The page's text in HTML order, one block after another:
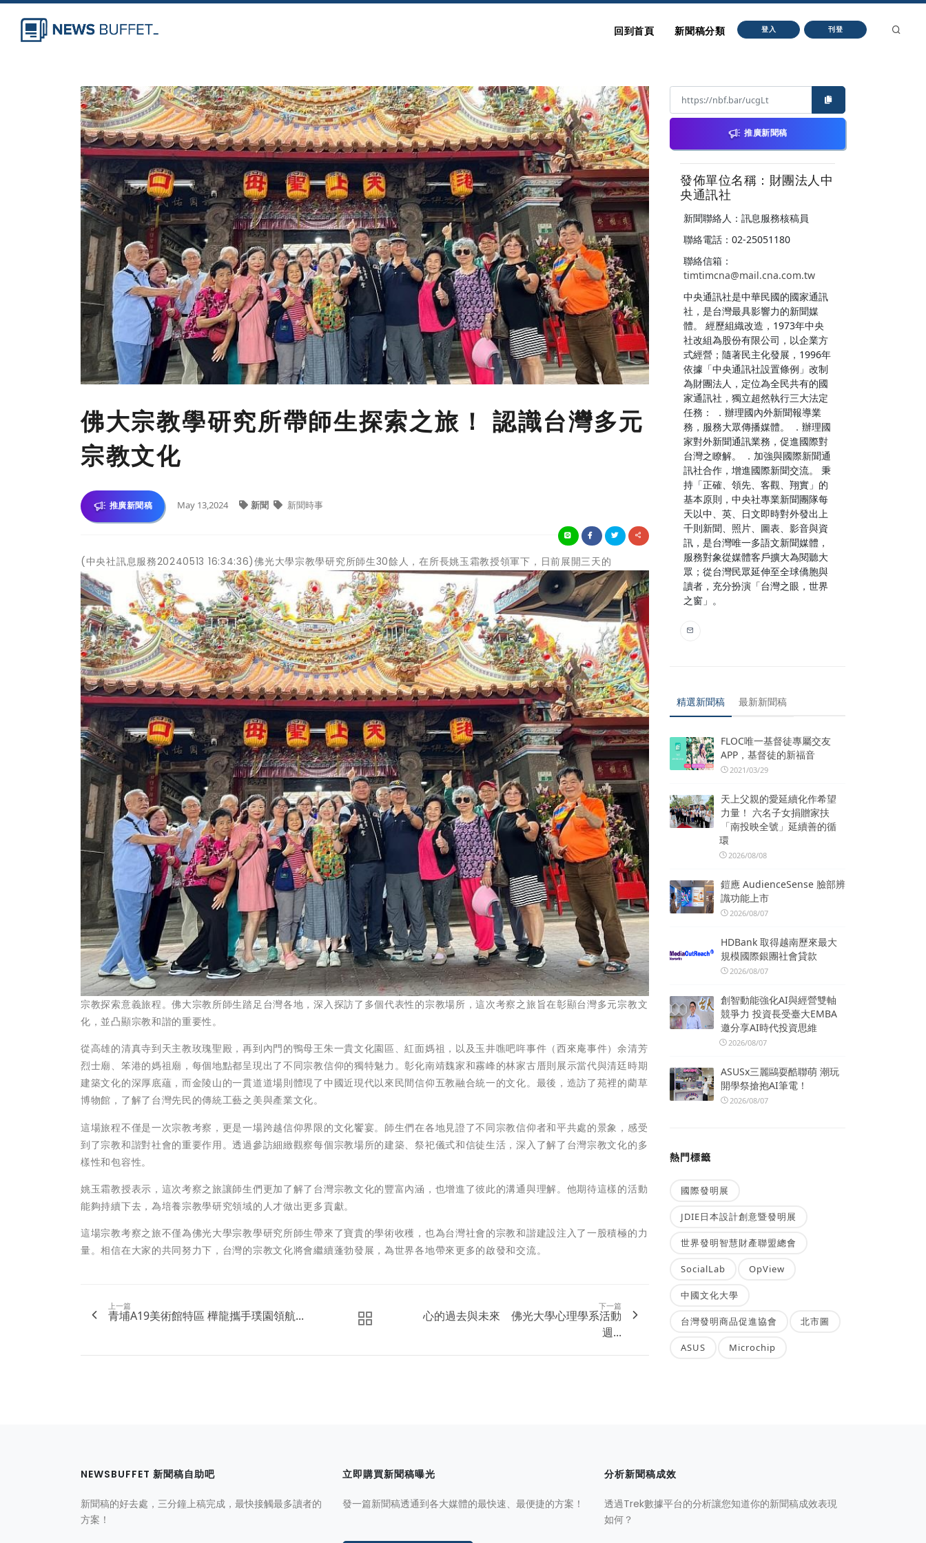
回到首頁 新聞稿分類 登入 刊登
佛大宗教學研究所帶師生探索之旅！ 認識台灣多元
宗教文化
推廣新聞稿 May 13,2024 新聞 新聞時事
(中央社訊息服務20240513 16:34:36)佛光大學宗教學研究所師生30餘人，在所長姚玉霜教授領軍下，日前展開三天的
宗教探索意義旅程。佛大宗教所師生踏足台灣各地，深入探訪了多個代表性的宗教場所，這次考察之旅旨在彰顯台灣多元宗教文
化，並凸顯宗教和諧的重要性。
從高雄的清真寺到天主教玫瑰聖殿，再到內門的鴨母王朱一貴文化園區、紅面媽祖，以及玉井噍吧哖事件（西來庵事件）余清芳
烈士廟、笨港的媽祖廟，每個地點都呈現出了不同宗教信仰的獨特魅力。彰化南靖魏家和霧峰的林家古厝則展示當代與清廷時期
建築文化的深厚底蘊，而金陵山的一貫道道場則體現了中國近現代以來民間信仰五教融合統一的文化。最後，造訪了苑裡的藺草
博物館，了解了台灣先民的傳統工藝之美與產業文化。
這場旅程不僅是一次宗教考察，更是一場跨越信仰界限的文化饗宴。師生們在各地見證了不同宗教信仰者和平共處的景象，感受
到了宗教和諧對社會的重要作用。透過參訪細緻觀察每個宗教場所的建築、祭祀儀式和信徒生活，深入了解了台灣宗教文化的多
樣性和包容性。
姚玉霜教授表示，這次考察之旅讓師生們更加了解了台灣宗教文化的豐富內涵，也增進了彼此的溝通與理解。他期待這樣的活動
能夠持續下去，為培養宗教學研究領域的人才做出更多貢獻。
這場宗教考察之旅不僅為佛光大學宗教學研究所師生帶來了寶貴的學術收穫，也為台灣社會的宗教和諧建設注入了一股積極的力
量。相信在大家的共同努力下，台灣的宗教文化將會繼續蓬勃發展，為世界各地帶來更多的啟發和交流。
上一篇
青埔A19美術館特區 樺龍攜手璞園領航...
下一篇
心的過去與未來 佛光大學心理學系活動
週...
推廣新聞稿
發佈單位名稱：財團法人中
央通訊社
新聞聯絡人：訊息服務核稿員
聯絡電話：02-25051180
聯絡信箱：
timtimcna@mail.cna.com.tw
中央通訊社是中華民國的國家通訊
社，是台灣最具影響力的新聞媒
體。 經歷組織改造，1973年中央
社改組為股份有限公司，以企業方
式經營；隨著民主化發展，1996年
依據「中央通訊社設置條例」改制
為財團法人，定位為全民共有的國
家通訊社，獨立超然執行三大法定
任務： ．辦理國內外新聞報導業
務，服務大眾傳播媒體。 ．辦理國
家對外新聞通訊業務，促進國際對
台灣之瞭解。 ．加強與國際新聞通
訊社合作，增進國際新聞交流。 秉
持「正確、領先、客觀、翔實」的
基本原則，中央社專業新聞團隊每
天以中、英、日文即時對外發出上
千則新聞、照片、圖表、影音與資
訊，是台灣唯一多語文新聞媒體，
服務對象從媒體客戶擴大為閱聽大
眾；從台灣民眾延伸至全球僑胞與
讀者，充分扮演「台灣之眼，世界
之窗」。
精選新聞稿 最新新聞稿
FLOC唯一基督徒專屬交友
APP，基督徒的新福音
2021/03/29
天上父親的愛延續化作希望
力量！ 六名子女捐贈家扶
「南投映全號」延續善的循
環
2026/08/08
鎧應 AudienceSense 臉部辨
識功能上市
2026/08/07
HDBank 取得越南歷來最大
規模國際銀團社會貸款
2026/08/07
創智動能強化AI與經營雙軸
競爭力 投資長受臺大EMBA
邀分享AI時代投資思維
2026/08/07
ASUSx三麗鷗耍酷聯萌 潮玩
開學祭搶抱AI筆電！
2026/08/07
熱門標籤
國際發明展
JDIE日本設計創意暨發明展
世界發明智慧財產聯盟總會
SocialLab OpView
中國文化大學
台灣發明商品促進協會 北市圖
ASUS Microchip
NEWSBUFFET 新聞稿自助吧
新聞稿的好去處，三分鐘上稿完成，最快接觸最多讀者的
方案！
立即購買新聞稿曝光
發一篇新聞稿透通到各大媒體的最快速、最便捷的方案！
分析新聞稿成效
透過Trek數據平台的分析讓您知道你的新聞稿成效表現
如何？